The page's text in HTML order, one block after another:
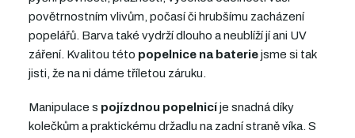
povětrnostním vlivům, počasí či hrubšímu zacházení
popelářů. Barva také vydrží dlouho a neublíží jí ani UV
záření. Kvalitou této popelnice na bateriejsme si tak
jisti, že na ni dáme tříletou záruku.
Manipulace s pojízdnou popelnicíje snadná díky
kolečkům a praktickému držadlu na zadní straně víka. S